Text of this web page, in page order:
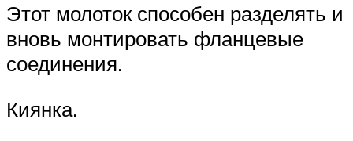
Этот молоток способен разделять и
вновь монтировать фланцевые
соединения.
Киянка.